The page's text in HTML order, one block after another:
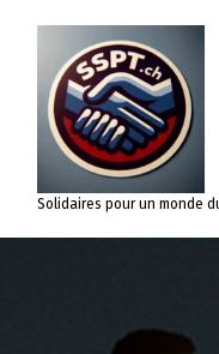
contenu
Solidaires pour un monde